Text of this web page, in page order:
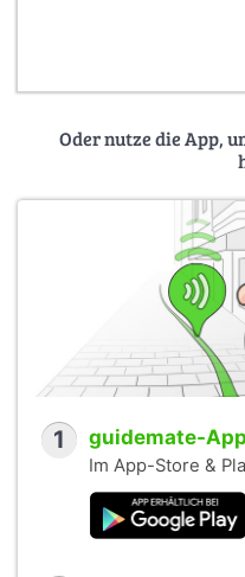
Oder nutze die App,
1 guidemate-
Im App-Store &